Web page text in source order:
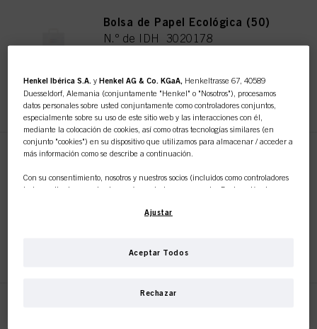
Bolsa de Papel Ecológica (50)
N.º de IDH 3020178
REGISTRAR Y COMPRAR
SKP 10 Clips de Partición
Sostenibles
N.º de IDH 3017744
Henkel Ibérica S.A. yHenkel AG & Co. KGaA, Henkeltrasse 67, 40589
Duesseldorf, Alemania (conjuntamente "Henkel" o "Nosotros"), procesamos
datos personales sobre usted conjuntamente como controladores conjuntos,
especialmente sobre su uso de este sitio web y las interacciones con él,
mediante la colocación de cookies, así como otras tecnologías similares (en
conjunto "cookies") en su dispositivo que utilizamos para almacenar / acceder a
más información como se describe a continuación.
Con su consentimiento, nosotros y nuestros socios (incluidos como controladores
independientes
conjuntos
según se designa en nuestra Declaración de
huellas dactilares y tecnologías similares") también utilizaremos cookies y
mejoren su uso de este sitio web y/o para marketing personalizado
Ajustar
Rechazar
Aceptar Todos